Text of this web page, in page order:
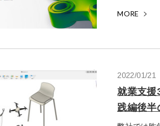
MORE
2022/01/21
就業支
践編後半